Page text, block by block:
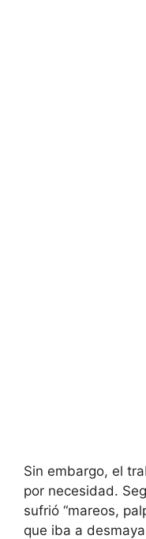
Sin embargo, el
por necesidad.
sufrió “mareos,
que iba a